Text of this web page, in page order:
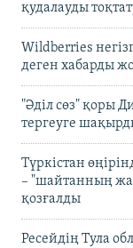
қудалауды
Wildberries
деген хабарды
"Әділ сөз" қоры
тергеуге
Түркістан
– "шайтанның
қозғалды
Ресейдің Тула